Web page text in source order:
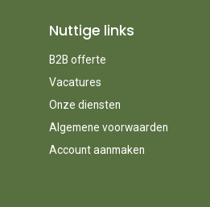
Nuttige links
B2B offerte
Vacatures
Onze diensten
Algemene voorwaarden
Account aanmaken